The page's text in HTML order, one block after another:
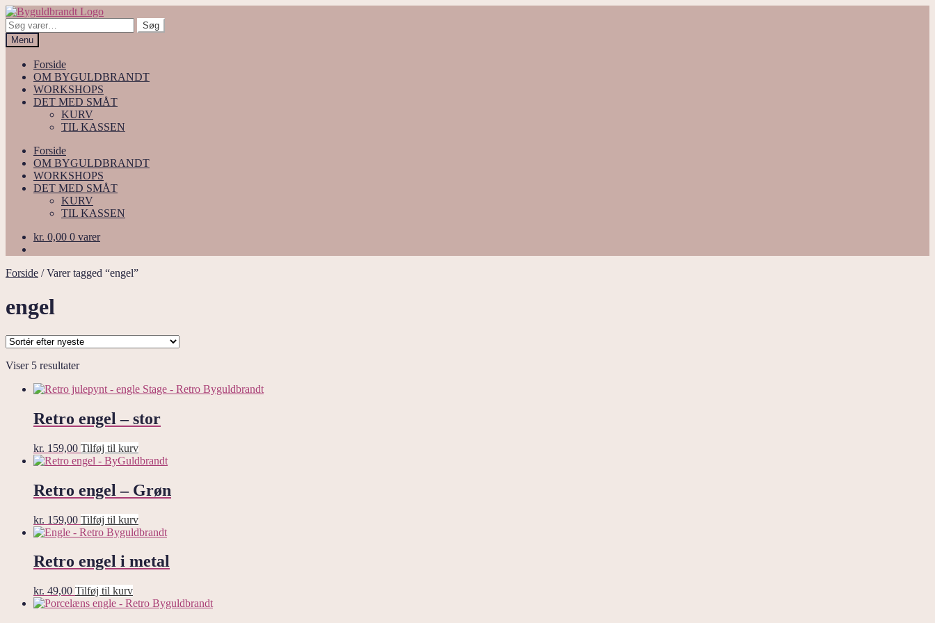
Spring
til
navigation
Spring
til
indhold
Søg
efter:
Søg
Menu
Forside
OM BYGULDBRANDT
WORKSHOPS
DET MED SMÅT
KURV
TIL KASSEN
Forside
OM BYGULDBRANDT
WORKSHOPS
DET MED SMÅT
KURV
TIL KASSEN
kr. 0,00 0 varer
Forside /Varer tagged “engel”
engel
Viser 5 resultaterSorteret
seneste
Retro engel – stor
kr. 159,00 Tilføj til kurv
Retro engel – Grøn
kr. 159,00 Tilføj til kurv
Retro engel i metal
kr. 49,00 Tilføj til kurv